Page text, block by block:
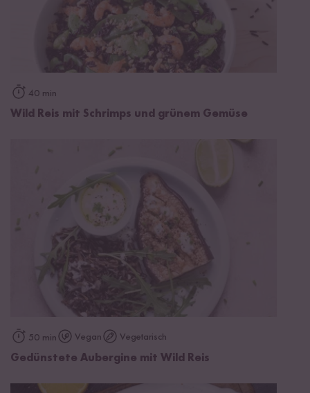
40 min
Wild Reis mit Schrimps und grünem Gemüse
50 min Vegan Vegetarisch
Gedünstete Aubergine mit Wild Reis